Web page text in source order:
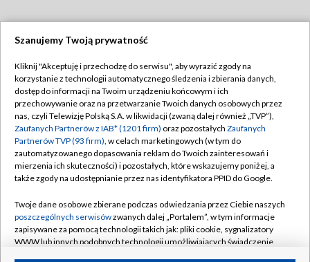
TVP
Abonament TVP
Emisja w TVP
Centrum informacji TVP
Naziemna Telewizja Cyfrowa
Rada Programowa
System NOS
Informacje o nadawcy
Regulamin TVP
Polityka prywatności
Moje zgody
Pomoc
Kontakt
Szanujemy Twoją prywatność
Kliknij "Akceptuję i przechodzę do serwisu", aby wyrazić zgody na
korzystanie z technologii automatycznego śledzenia i zbierania danych,
dostęp do informacji na Twoim urządzeniu końcowym i ich
przechowywanie oraz na przetwarzanie Twoich danych osobowych przez
nas, czyli Telewizję Polską S.A. w likwidacji (zwaną dalej również „TVP”),
Zaufanych Partnerów z IAB* (1201 firm) oraz pozostałych Zaufanych
Partnerów TVP (93 firm), w celach marketingowych (w tym do
zautomatyzowanego dopasowania reklam do Twoich zainteresowań i
mierzenia ich skuteczności) i pozostałych, które wskazujemy poniżej, a
także zgody na udostępnianie przez nas identyfikatora PPID do Google.
Twoje dane osobowe zbierane podczas odwiedzania przez Ciebie naszych
poszczególnych serwisówzwanych dalej „Portalem”, w tym informacje
zapisywane za pomocą technologii takich jak: pliki cookie, sygnalizatory
WWW lub innych podobnych technologii umożliwiających świadczenie